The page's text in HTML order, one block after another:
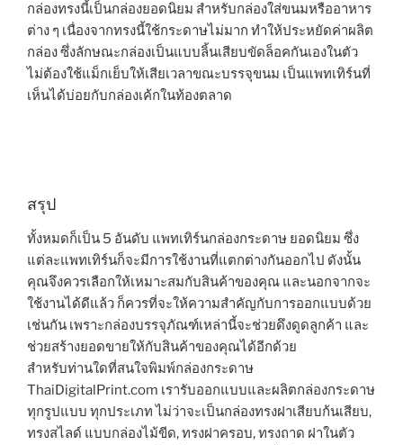
กล่องทรงนี้เป็นกล่องยอดนิยม สำหรับกล่องใส่ขนมหรืออาหาร
ต่าง ๆ เนื่องจากทรงนี้ใช้กระดาษไม่มาก ทำให้ประหยัดค่าผลิต
กล่อง ซึ่งลักษณะกล่องเป็นแบบลิ้นเสียบขัดล็อคกันเองในตัว
ไม่ต้องใช้แม็กเย็บให้เสียเวลาขณะบรรจุขนม เป็นแพทเทิร์นที่
เห็นได้บ่อยกับกล่องเค้กในท้องตลาด
สรุป
ทั้งหมดก็เป็น 5 อันดับ แพทเทิร์นกล่องกระดาษ ยอดนิยม ซึ่ง
แต่ละแพทเทิร์นก็จะมีการใช้งานที่แตกต่างกันออกไป ดังนั้น
คุณจึงควรเลือกให้เหมาะสมกับสินค้าของคุณ และนอกจากจะ
ใช้งานได้ดีแล้ว ก็ควรที่จะให้ความสำคัญกับการออกแบบด้วย
เช่นกัน เพราะกล่องบรรจุภัณฑ์เหล่านี้จะช่วยดึงดูดลูกค้า และ
ช่วยสร้างยอดขายให้กับสินค้าของคุณได้อีกด้วย
สำหรับท่านใดที่สนใจพิมพ์กล่องกระดาษ
ThaiDigitalPrint.com เรารับออกแบบและผลิตกล่องกระดาษ
ทุกรูปแบบ ทุกประเภท ไม่ว่าจะเป็นกล่องทรงฝาเสียบก้นเสียบ,
ทรงสไลด์ แบบกล่องไม้ขีด, ทรงฝาครอบ, ทรงถาด ฝาในตัว